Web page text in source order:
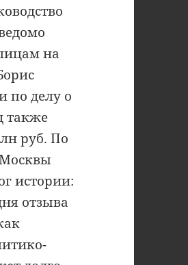
на
по делу о
также
руб. По
истории:
отзыва